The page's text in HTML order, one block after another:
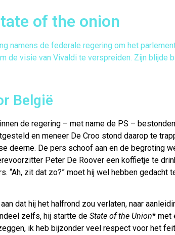
of the onion
namens de federale regering om het
de visie van Vivaldi te verspreiden. Zijn blijde
België
de regering – met name de PS –
en meneer De Croo stond daarop te
deerne. De pers schoof aan en de begroting
Peter De Roover een koffietje te
“Ah, zit dat zo?” moet hij wel hebben
dat hij het halfrond zou verlaten, naar
zelfs, hij startte de State of the Union* met
ik heb bijzonder veel respect voor het